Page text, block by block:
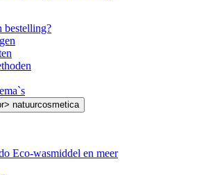
bestelling?
Eco-wasmiddel en meer